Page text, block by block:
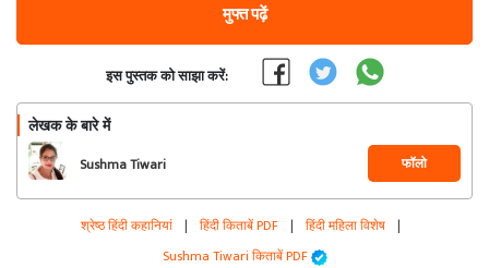
मुफ्त पढ़ें
इस पुस्तक को साझा करें:
लेखक के बारे में
Sushma Tiwari फॉलो
श्रेष्ठ हिंदी कहानियां | हिंदी किताबें PDF | हिंदी महिला विशेष |
Sushma Tiwari किताबें PDF